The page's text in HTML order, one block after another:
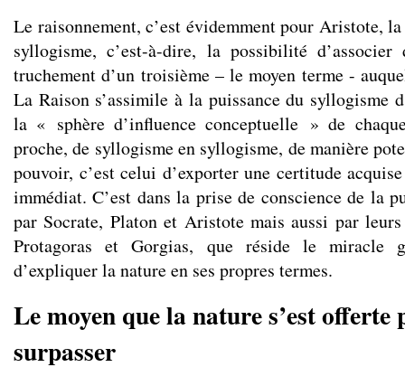
Le raisonnement, c’est évidemment pour Aristote,
syllogisme, c’est-à-dire, la possibilité
truchement d’un troisième – le moyen terme -
La Raison s’assimile à la puissance du syllogisme
la « sphère d’influence conceptuelle » de
proche, de syllogisme en syllogisme, de manière
pouvoir, c’est celui d’exporter une certitude
immédiat. C’est dans la prise de conscience de la
par Socrate, Platon et Aristote mais aussi par leurs
Protagoras et Gorgias, que réside le miracle
d’expliquer la nature en ses propres termes.
Le moyen que la nature s’est offerte
surpasser